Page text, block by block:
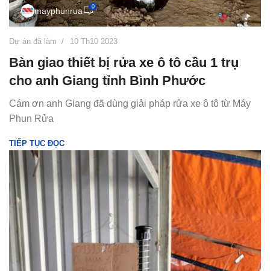
mayphunrua 0
Dự án đã làm 10 Th10 2023
Bàn giao thiết bị rửa xe ô tô cầu 1 trụ
cho anh Giang tỉnh Bình Phước
Cám ơn anh Giang đã dùng giải pháp rửa xe ô tô từ Máy
Phun Rửa
TIẾP TỤC ĐỌC